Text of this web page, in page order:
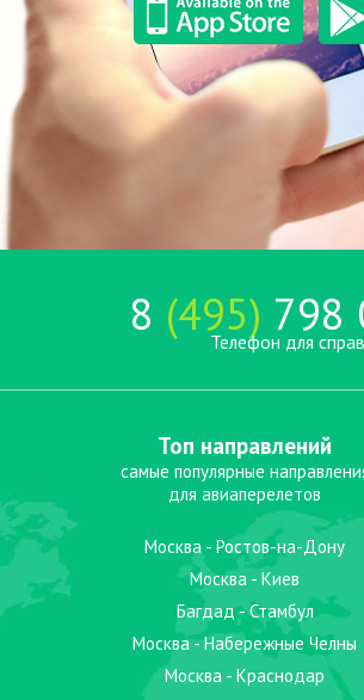
8 (495) 798
Телефон для
Топ направлений
самые популярные
для авиаперелетов
Москва - Ростов-на-Дону
Москва - Киев
Багдад - Стамбул
Москва - Набережные Челны
Москва - Краснодар